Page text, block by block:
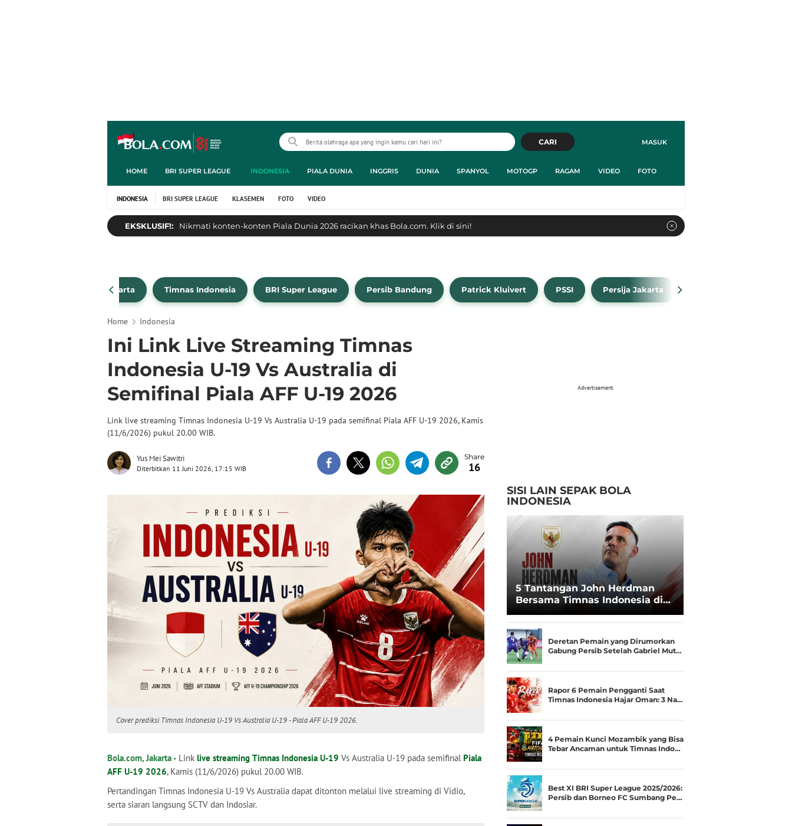
MASUK
CARI
HOME BRI SUPER LEAGUE INDONESIA PIALA DUNIA INGGRIS DUNIA SPANYOL MOTOGP RAGAM VIDEO FOTO
INDONESIA BRI SUPER LEAGUE KLASEMEN FOTO VIDEO
EKSKLUSIF!: Nikmati konten-konten Piala Dunia 2026 racikan khas Bola.com. Klik di sini!
Persija Jakarta Timnas Indonesia BRI Super League Persib Bandung Patrick Kluivert PSSI Persija Jakarta
Home Indonesia
Ini Link Live Streaming Timnas
Indonesia U-19 Vs Australia di
Semifinal Piala AFF U-19 2026
Link live streaming Timnas Indonesia U-19 Vs Australia U-19 pada semifinal Piala AFF U-19 2026, Kamis
(11/6/2026) pukul 20.00 WIB.
Yus Mei Sawitri
Diterbitkan 11 Juni 2026, 17:15 WIB 16
Cover prediksi Timnas Indonesia U-19 Vs Australia U-19 - Piala AFF U-19 2026.
Bola.com, Jakarta - Link live streaming Timnas Indonesia U-19 Vs Australia U-19 pada semifinalPiala
AFF U-19 2026, Kamis (11/6/2026) pukul 20.00 WIB.
Pertandingan Timnas Indonesia U-19 Vs Australia dapat ditonton melalui live streaming di Vidio,
serta siaran langsung SCTV dan Indosiar.
Advertisement
SISI LAIN SEPAK BOLA
INDONESIA
5 Tantangan John Herdman
Bersama Timnas Indonesia di
Spesialis Runner-up Menjadi
Juara
Deretan Pemain yang Dirumorkan
Gabung Persib Setelah Gabriel Mut…
Rapor 6 Pemain Pengganti Saat
Timnas Indonesia Hajar Oman: 3 Na…
4 Pemain Kunci Mozambik yang Bisa
Tebar Ancaman untuk Timnas Indo…
Best XI BRI Super League 2025/2026:
Persib dan Borneo FC Sumbang Pe…